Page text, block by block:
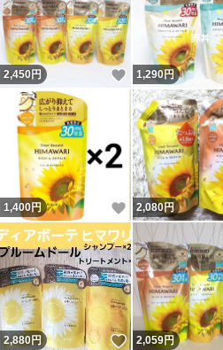
2,450 円 いいね！
1,290円
1,400円 いいね！
2,080円
2,880円 いいね！
2,059円